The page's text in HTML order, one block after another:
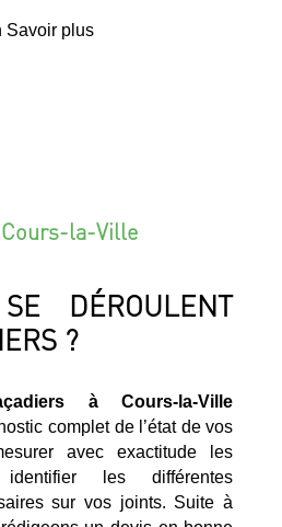
Savoir plus
la-Ville
DÉROULENT
?
à Cours-la-Ville
complet de l’état de vos
avec exactitude les
les différentes
sur vos joints. Suite à